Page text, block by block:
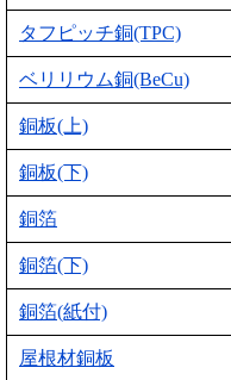
タフピッチ銅(TPC)
ベリリウム銅(BeCu)
銅板(上)
銅板(下)
銅箔
銅箔(下)
銅箔(紙付)
屋根材銅板